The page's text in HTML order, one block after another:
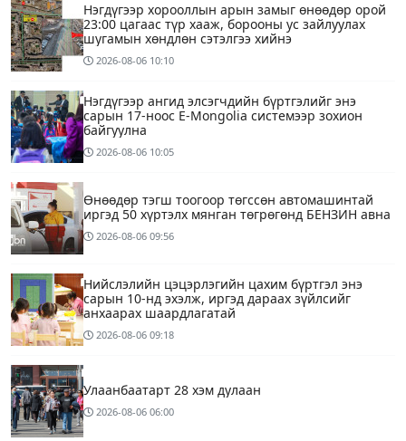
Нэгдүгээр хорооллын арын замыг өнөөдөр орой
23:00 цагаас түр хааж, борооны ус зайлуулах
шугамын хөндлөн сэтэлгээ хийнэ
2026-08-06 10:10
Нэгдүгээр ангид элсэгчдийн бүртгэлийг энэ
сарын 17-ноос E-Mongolia системээр зохион
байгуулна
2026-08-06 10:05
Өнөөдөр тэгш тоогоор төгссөн автомашинтай
иргэд 50 хүртэлх мянган төгрөгөнд БЕНЗИН авна
2026-08-06 09:56
Нийслэлийн цэцэрлэгийн цахим бүртгэл энэ
сарын 10-нд эхэлж, иргэд дараах зүйлсийг
анхаарах шаардлагатай
2026-08-06 09:18
Улаанбаатарт 28 хэм дулаан
2026-08-06 06:00